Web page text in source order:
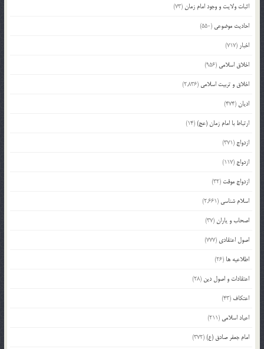
اثبات ولایت و وجود امام زمان(73)
احادیث موضوعی (550)
اخبار (717)
اخلاق اسلامی (956)
اخلاق و تربیت اسلامی (2,836)
ادیان(474)
ارتباط با امام زمان (عج)(14)
ازدواج (371)
ازدواج (117)
ازدواج موقت (32)
اسلام شناسی (2,661)
اصحاب و یاران(37)
اصول اعتقادی (777)
اطلاعیه ها (26)
اعتقادات و اصول دین (28)
اعتکاف (43)
اعیاد اسلامی (211)
امام جعفر صادق (ع)(372)